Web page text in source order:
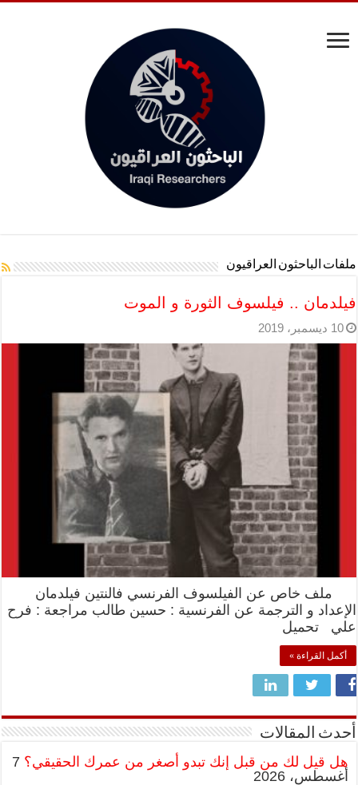
ملفات الباحثون العراقيون
فيلدمان .. فيلسوف الثورة و الموت
10 ديسمبر، 2019
ملف خاص عن الفيلسوف الفرنسي فالنتين فيلدمان
الإعداد و الترجمة عن الفرنسية : حسين طالب مراجعة : فرح
علي تحميل
أكمل القراءة »
أحدث المقالات
هل قيل لك من قبل إنك تبدو أصغر من عمرك الحقيقي؟ 7
أغسطس، 2026